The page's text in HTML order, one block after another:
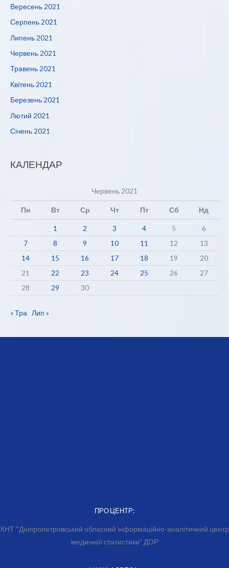
Вересень 2021
Серпень 2021
Липень 2021
Червень 2021
Травень 2021
Квітень 2021
Березень 2021
Лютий 2021
Січень 2021
КАЛЕНДАР
Червень 2021
Пн Вт Ср Чт Пт Сб Нд
1 2 3 4 5
6
7
8 9 10 11 12
13
14
15 16 17 18 19
20
21
22 23 24 25 26
27
28
29 30
« Тра Лип »
ПРО ЦЕНТР:
КНТ “Дніпропетровський обласний інформаційно-аналітичний центр
медичної статистики” ДОР